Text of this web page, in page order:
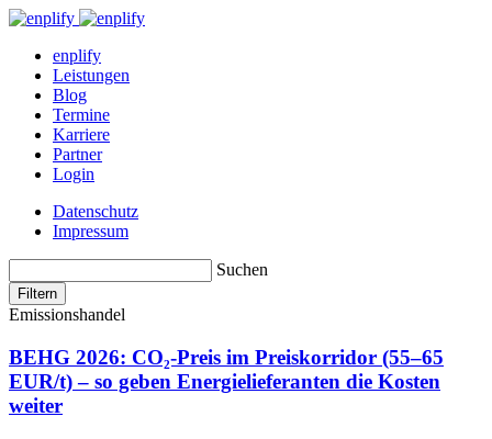
enplify
Leistungen
Blog
Termine
Karriere
Partner
Login
Datenschutz
Impressum
Suchen
Filtern
Emissionshandel
BEHG 2026: CO₂-Preis im Preiskorridor (55–65
EUR/t) – so geben Energielieferanten die Kosten
weiter